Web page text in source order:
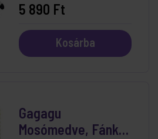
5 890 Ft
Kosárba
Gagagu
Mosómedve, Fánk,